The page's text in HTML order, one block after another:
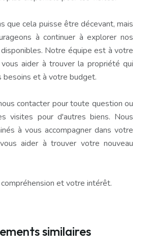
que cela puisse être décevant, mais
à continuer à explorer nos
Notre équipe est à votre
aider à trouver la propriété qui
besoins et à votre budget.
contacter pour toute question ou
visites pour d'autres biens. Nous
à vous accompagner dans votre
aider à trouver votre nouveau
et votre intérêt.
similaires